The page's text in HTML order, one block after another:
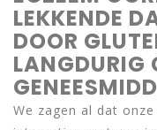
LEKKENDE
DOOR
LANGDURIG
We zagen al dat